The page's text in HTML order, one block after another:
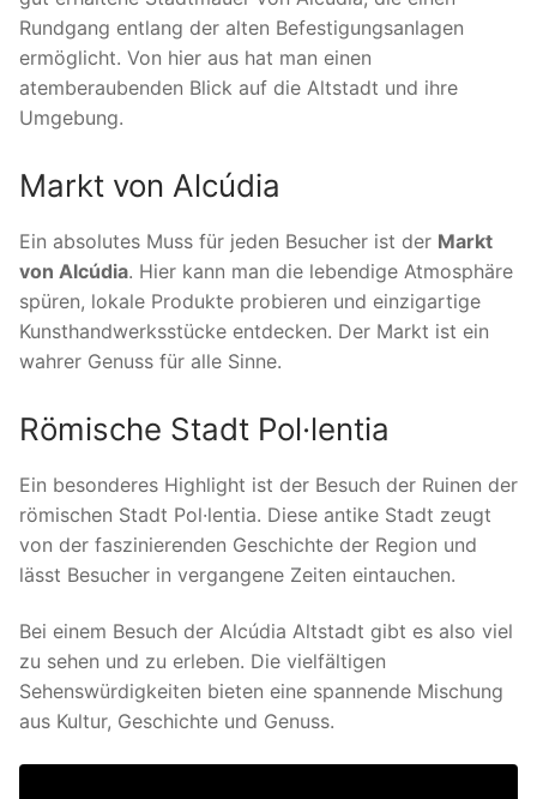
Rundgang entlang der alten Befestigungsanlagen
ermöglicht. Von hier aus hat man einen
atemberaubenden Blick auf die Altstadt und ihre
Umgebung.
Markt von Alcúdia
Ein absolutes Muss für jeden Besucher ist der Markt
von Alcúdia. Hier kann man die lebendige Atmosphäre
spüren, lokale Produkte probieren und einzigartige
Kunsthandwerksstücke entdecken. Der Markt ist ein
wahrer Genuss für alle Sinne.
Römische Stadt Pol·lentia
Ein besonderes Highlight ist der Besuch der Ruinen der
römischen Stadt Pol·lentia. Diese antike Stadt zeugt
von der faszinierenden Geschichte der Region und
lässt Besucher in vergangene Zeiten eintauchen.
Bei einem Besuch der Alcúdia Altstadt gibt es also viel
zu sehen und zu erleben. Die vielfältigen
Sehenswürdigkeiten bieten eine spannende Mischung
aus Kultur, Geschichte und Genuss.